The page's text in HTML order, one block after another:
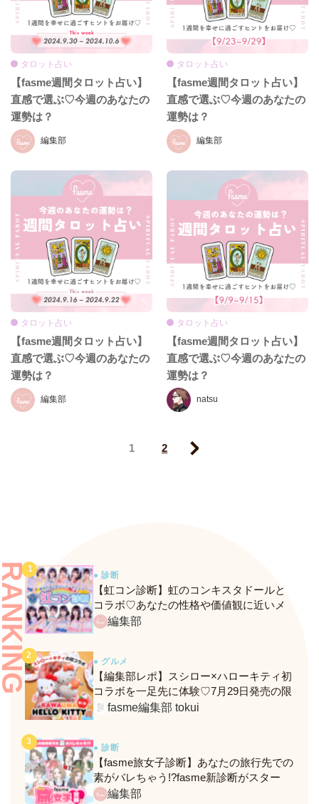
編集部
タロット占い
【fasme週間タロット占い】
直感で選ぶ♡今週のあなたの
運勢は？
編集部
タロット占い
【fasme週間タロット占い】
直感で選ぶ♡今週のあなたの
運勢は？
編集部
タロット占い
【fasme週間タロット占い】
直感で選ぶ♡今週のあなたの
運勢は？
natsu
タロット占い
【fasme週間タロット占い】
直感で選ぶ♡今週のあなたの
運勢は？
1 2
● 診断
【虹コン診断】虹のコンキスタドールと
コラボ♡あなたの性格や価値観に近いメ
ンバーがわかる、fasmeの新診断がスター
編集部
● グルメ
【編集部レポ】スシロー×ハローキティ初
コラボを一足先に体験♡7月29日発売の限
定メニュー＆グッズをレポ！
fasme編集部 tokui
● 診断
【fasme旅女子診断】あなたの旅行先での
素がバレちゃう!?fasme新診断がスター
ト！編集部